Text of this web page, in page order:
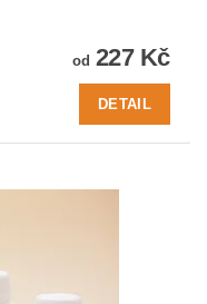
od 227 Kč
DETAIL